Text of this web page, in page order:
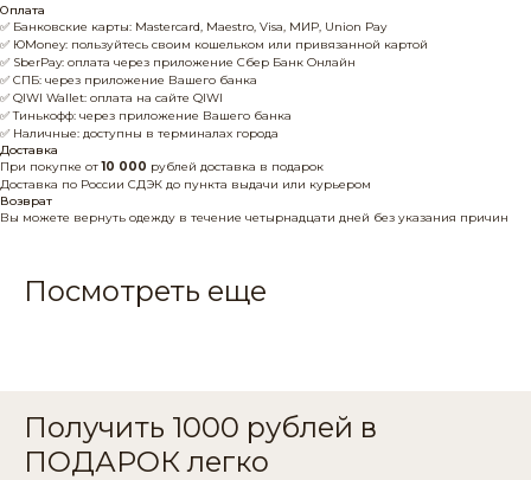
Оплата
✅ Банковские карты: Mastercard, Maestro, Visa, МИР, Union Pay
✅ ЮMoney: пользуйтесь своим кошельком или привязанной картой
✅ SberPay: оплата через приложение Сбер Банк Онлайн
✅ СПБ: через приложение Вашего банка
✅ QIWI Wallet: оплата на сайте QIWI
✅ Тинькофф: через приложение Вашего банка
✅ Наличные: доступны в терминалах города
Доставка
При покупке от10 000 рублей доставка в подарок
Доставка по России СДЭК до пункта выдачи или курьером
Возврат
Вы можете вернуть одежду в течение четырнадцати дней без указания причин
Посмотреть еще
Получить 1000 рублей в
ПОДАРОК легко